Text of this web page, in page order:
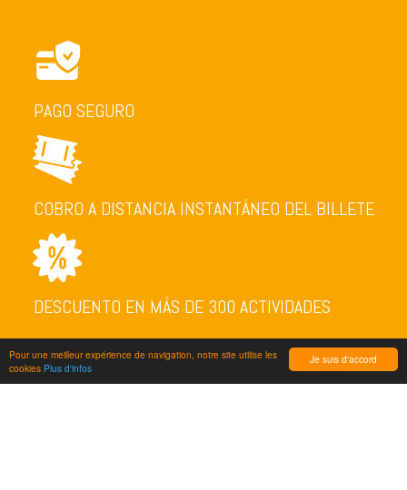
Je suis d'accord
Pour une meilleur expérience de navigation, notre site utilise les
cookies Plus d'infos
PAGO SEGURO
COBRO A DISTANCIA INSTANTÁNEO DEL BILLETE
DESCUENTO EN MÁS DE 300 ACTIVIDADES